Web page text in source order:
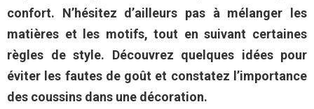
confort. N’hésitez d’ailleurs pas à mélanger les
matières et les motifs, tout en suivant certaines
règles de style. Découvrez quelques idées pour
éviter les fautes de goût et constatez l’importance
des coussins dans une décoration.